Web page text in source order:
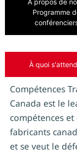
À propos de
Programme
À quoi
Compétences
Canada est le
compétences
fabricants
et se veut le